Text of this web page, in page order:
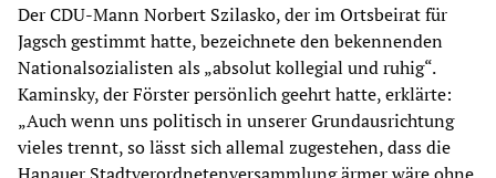
Der CDU-Mann Norbert Szilasko, der im Ortsbeirat für
Jagsch gestimmt hatte, bezeichnete den bekennenden
Nationalsozialisten als „absolut kollegial und ruhig“.
Kaminsky, der Förster persönlich geehrt hatte, erklärte:
„Auch wenn uns politisch in unserer Grundausrichtung
vieles trennt, so lässt sich allemal zugestehen, dass die
Hanauer Stadtverordnetenversammlung ärmer wäre ohne